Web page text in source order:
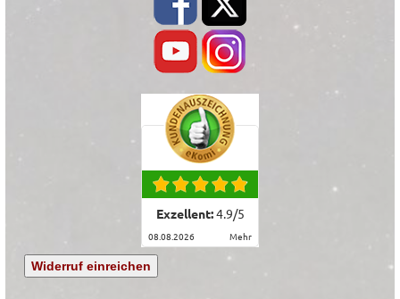
Exzellent:4.9/5
08.08.2026 mehr
Widerruf einreichen